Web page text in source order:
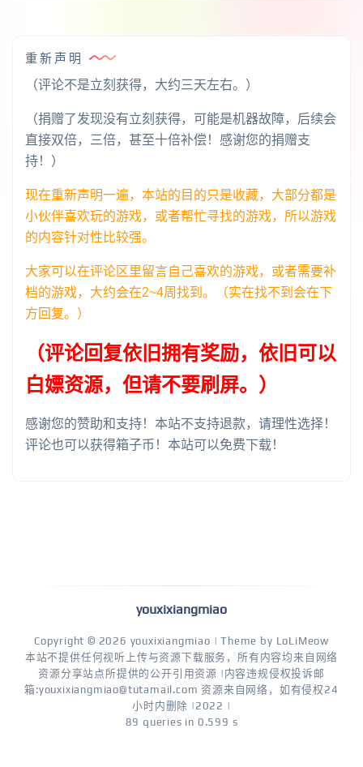
重新声明
（评论不是立刻获得，大约三天左右。）
（捐赠了发现没有立刻获得，可能是机器故障，后续会
直接双倍，三倍，甚至十倍补偿！感谢您的捐赠支
持！）
现在重新声明一遍，本站的目的只是收藏，大部分都是
小伙伴喜欢玩的游戏，或者帮忙寻找的游戏，所以游戏
的内容针对性比较强。
大家可以在评论区里留言自己喜欢的游戏，或者需要补
档的游戏，大约会在2~4周找到。（实在找不到会在下
方回复。）
（评论回复依旧拥有奖励，依旧可以
白嫖资源，但请不要刷屏。）
感谢您的赞助和支持！本站不支持退款，请理性选择！
评论也可以获得箱子币！本站可以免费下载！
youxixiangmiao
Copyright © 2026 youxixiangmiao | Theme by LoLiMeow
本站不提供任何视听上传与资源下载服务，所有内容均来自网络
资源分享站点所提供的公开引用资源 |内容违规侵权投诉邮
箱:youxixiangmiao@tutamail.com 资源来自网络，如有侵权24
小时内删除 |2022 |
89 queries in 0.599 s